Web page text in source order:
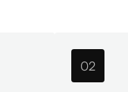
02